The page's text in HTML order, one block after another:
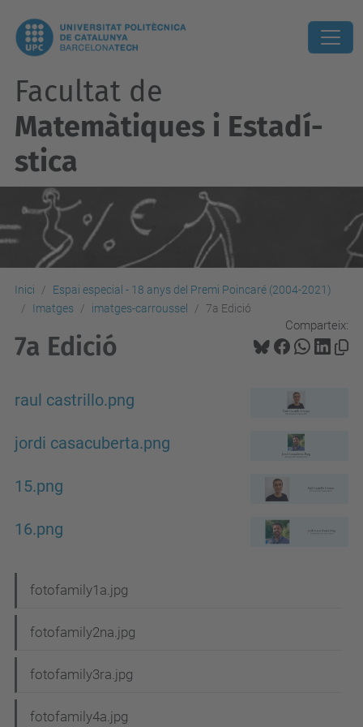
Facultat de
Matemàtiques i Estadí­
stica
Inici
Espai especial - 18 anys del Premi Poincaré (2004-2021)
Imatges
imatges-carroussel 7a Edició
Comparteix:
7a Edició
raul castrillo.png
jordi casacuberta.png
15.png
16.png
a
v
g
fotofamily1a.jpg
fotofamily2na.jpg
fotofamily3ra.jpg
fotofamily4a.jpg